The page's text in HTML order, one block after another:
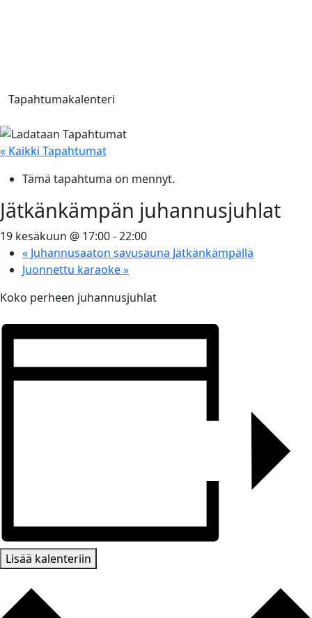
Tapahtumakalenteri
« Kaikki Tapahtumat
Tämä tapahtuma on mennyt.
Jätkänkämpän juhannusjuhlat
19 kesäkuun @ 17:00-22:00
« Juhannusaaton savusauna Jätkänkämpällä
Juonnettu karaoke»
Koko perheen juhannusjuhlat
Lisää kalenteriin